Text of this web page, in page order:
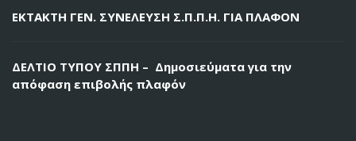
ΕΚΤΑΚΤΗ ΓΕΝ. ΣΥΝΕΛΕΥΣΗ Σ.Π.Π.Η. ΓΙΑ ΠΛΑΦΟΝ
ΔΕΛΤΙΟ ΤΥΠΟΥ ΣΠΠΗ – Δημοσιεύματα για την
απόφαση επιβολής πλαφόν